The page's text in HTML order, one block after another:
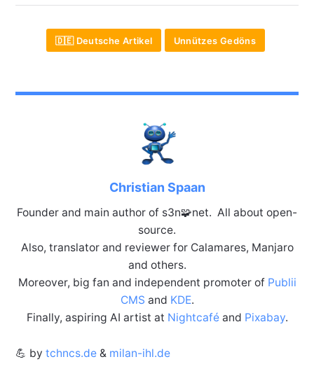
🇩🇪 Deutsche Artikel Unnützes Gedöns
Christian Spaan
Founder and main author of s3n🧩net. All about open-
source.
Also, translator and reviewer for Calamares, Manjaro
and others.
Moreover, big fan and independent promoter of Publii
CMS and KDE.
Finally, aspiring AI artist at Nightcaféand Pixabay.
💪 by tchncs.de& milan-ihl.de